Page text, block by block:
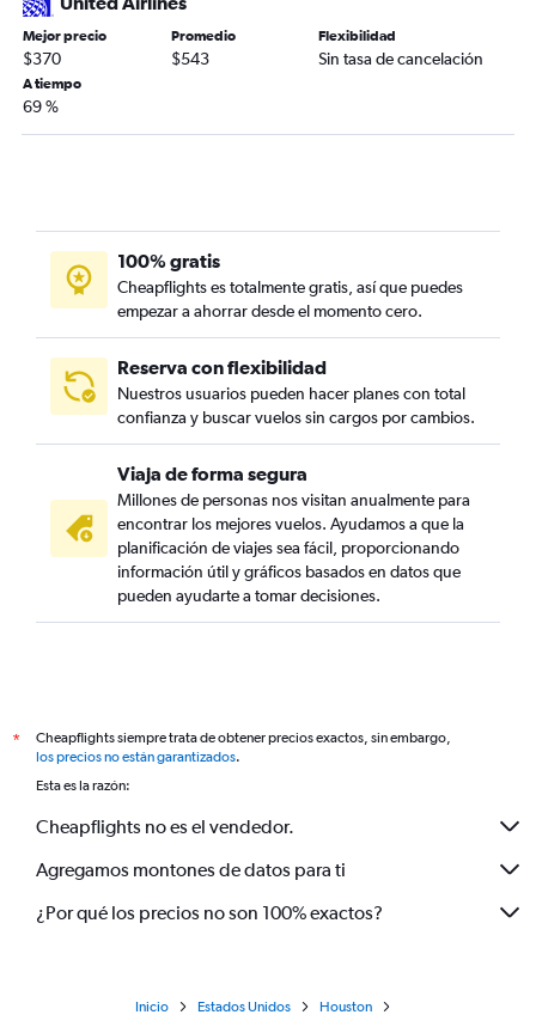
Mejor precio
$370
Promedio
$543
Flexibilidad
Sin tasa de cancelación
A tiempo
69 %
100% gratis
Cheapflights es totalmente gratis, así que puedes
empezar a ahorrar desde el momento cero.
Reserva con flexibilidad
Nuestros usuarios pueden hacer planes con total
confianza y buscar vuelos sin cargos por cambios.
Viaja de forma segura
Millones de personas nos visitan anualmente para
encontrar los mejores vuelos. Ayudamos a que la
planificación de viajes sea fácil, proporcionando
información útil y gráficos basados en datos que
pueden ayudarte a tomar decisiones.
*
Cheapflights siempre trata de obtener precios exactos, sin embargo,
los precios no están garantizados.
Esta es la razón:
Cheapflights no es el vendedor.
Agregamos montones de datos para ti
¿Por qué los precios no son 100% exactos?
Inicio Estados Unidos
Houston